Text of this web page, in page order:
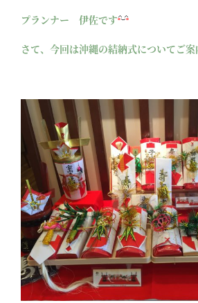
プランナー 伊佐です
さて、今回は沖縄の結納式についてご